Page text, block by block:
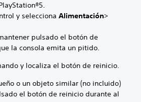
y selecciona Alimentación>
pulsado el botón de
la consola emita un pitido.
y localiza el botón de reinicio.
o un objeto similar (no incluido)
el botón de reinicio durante al